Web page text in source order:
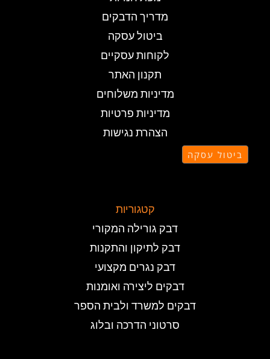
קטגוריות
דבק גורילה המקורי
דבק לתיקון והתקנות
דבק נגרים מקצועי
דבקים ליצירה ואומנות
דבקים למשרד ולבית הספר
סרטוני הדרכה ובלוג
מדריך הדבקים
ביטול עסקה
לקוחות עסקיים
תקנון האתר
מדיניות משלוחים
מדיניות פרטיות
הצהרת נגישות
ביטול עסקה